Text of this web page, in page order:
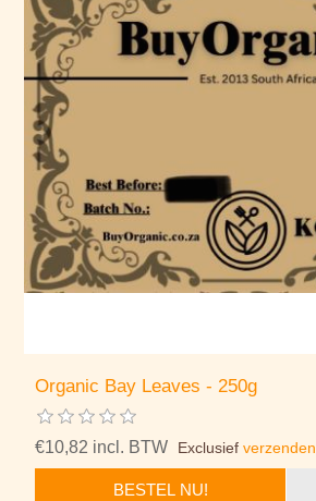
Organic Bay Leaves - 250g
€10,82 incl. BTW Exclusiefverzenden
BESTEL NU!